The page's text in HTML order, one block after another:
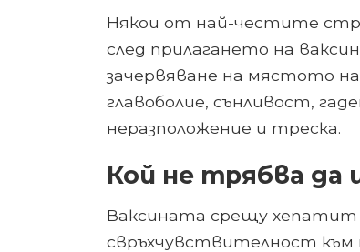
Някои от най-честите
след прилагането на
зачервяване на мястото
главоболие, сънливост,
неразположение и треска.
Кой не трябва да
Ваксината срещу хепатит
свръхчувствителност